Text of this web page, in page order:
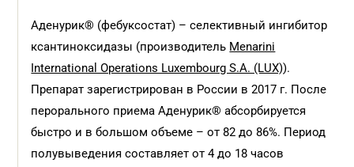
Аденурик® (фебуксостат) – селективный ингибитор
ксантиноксидазы (производитель Menarini
International Operations Luxembourg S.A. (LUX)).
Препарат зарегистрирован в России в 2017 г. После
перорального приема Аденурик® абсорбируется
быстро и в большом объеме – от 82 до 86%. Период
полувыведения составляет от 4 до 18 часов